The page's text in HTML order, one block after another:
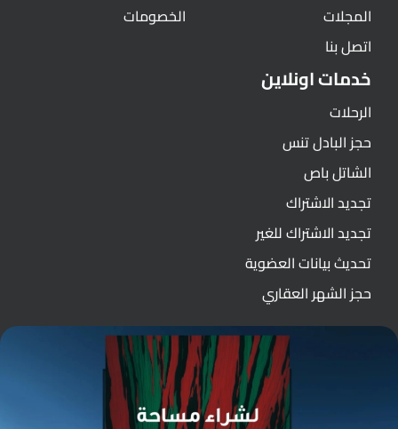
المجلات
اتصل بنا
الخصومات
خدمات اونلاين
الرحلات
حجز البادل تنس
الشاتل باص
تجديد الاشتراك
تجديد الاشتراك للغير
تحديث بيانات العضوية
حجز الشهر العقاري